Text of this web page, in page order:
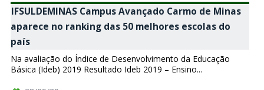
IFSULDEMINAS Campus Avançado Carmo de Minas
aparece no ranking das 50 melhores escolas do
país
Na avaliação do Índice de Desenvolvimento da Educação
Básica (Ideb) 2019 Resultado Ideb 2019 – Ensino...